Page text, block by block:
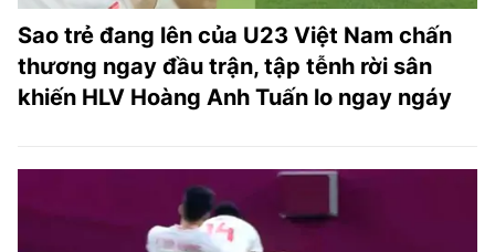
Sao trẻ đang lên của U23 Việt Nam chấn
thương ngay đầu trận, tập tễnh rời sân
khiến HLV Hoàng Anh Tuấn lo ngay ngáy